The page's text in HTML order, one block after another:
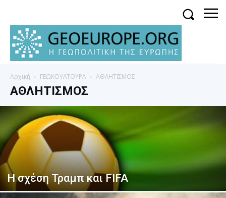
Αρχική ΓΕΩΚΟΥΛΤΟΥΡΑ ΑΘΛΗΤΙΣΜΟΣ
ΑΘΛΗΤΙΣΜΟΣ
Η σχέση Τραμπ και FIFA